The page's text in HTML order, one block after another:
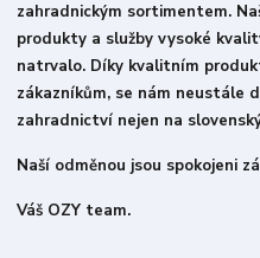
zahradnickým sortimentem.
produkty a služby vysoké
natrvalo. Díky kvalitním
zákazníkům, se nám neustále
zahradnictví nejen na
Naší odměnou jsou spokojeni
Váš OZY team.